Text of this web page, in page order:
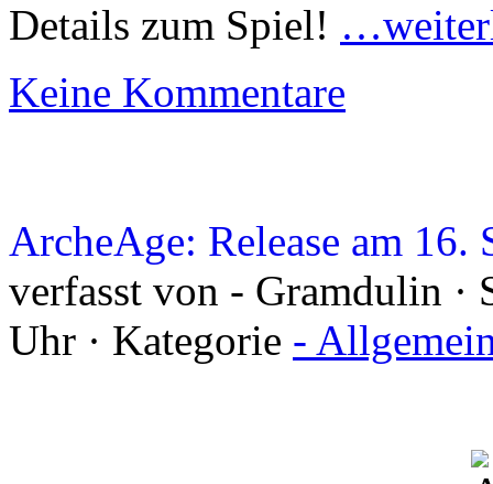
Details zum Spiel!
Keine Kommentare
ArcheAge: Release am 16.
verfasst von - Gramdulin ·
Uhr · Kategorie -